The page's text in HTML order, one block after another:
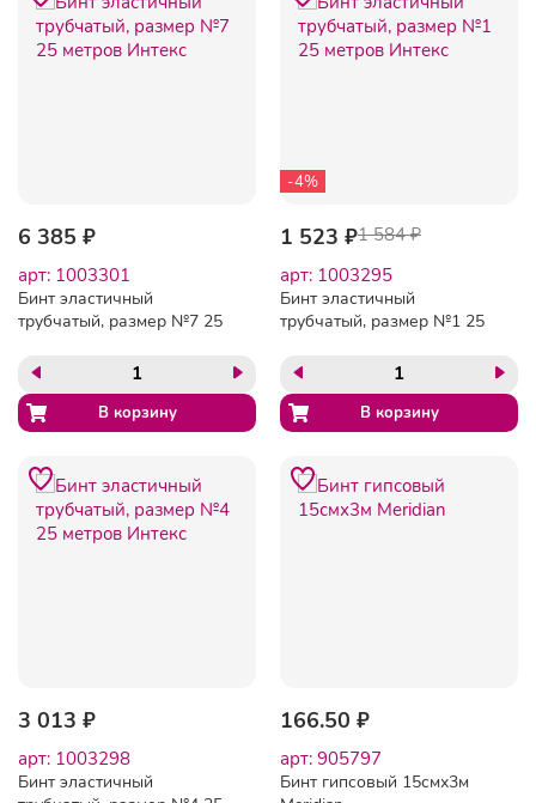
6 385 ₽
арт: 1003301
Бинт эластичный
трубчатый, размер №7 25
-4%
1 523 ₽1 584 ₽
арт: 1003295
Бинт эластичный
трубчатый, размер №1 25
3 013 ₽
арт: 1003298
Бинт эластичный
166.50 ₽
арт: 905797
Бинт гипсовый 15смх3м